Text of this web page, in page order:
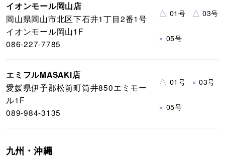
イオンモール岡山店
岡山県岡山市北区下石井1丁目2番1号
イオンモール岡山1F
086-227-7785
△ 01号 △ 03号
× 05号
エミフルMASAKI店
愛媛県伊予郡松前町筒井850エミモー
ル1F
089-984-3135
△ 01号 × 03号
× 05号
九州・沖縄